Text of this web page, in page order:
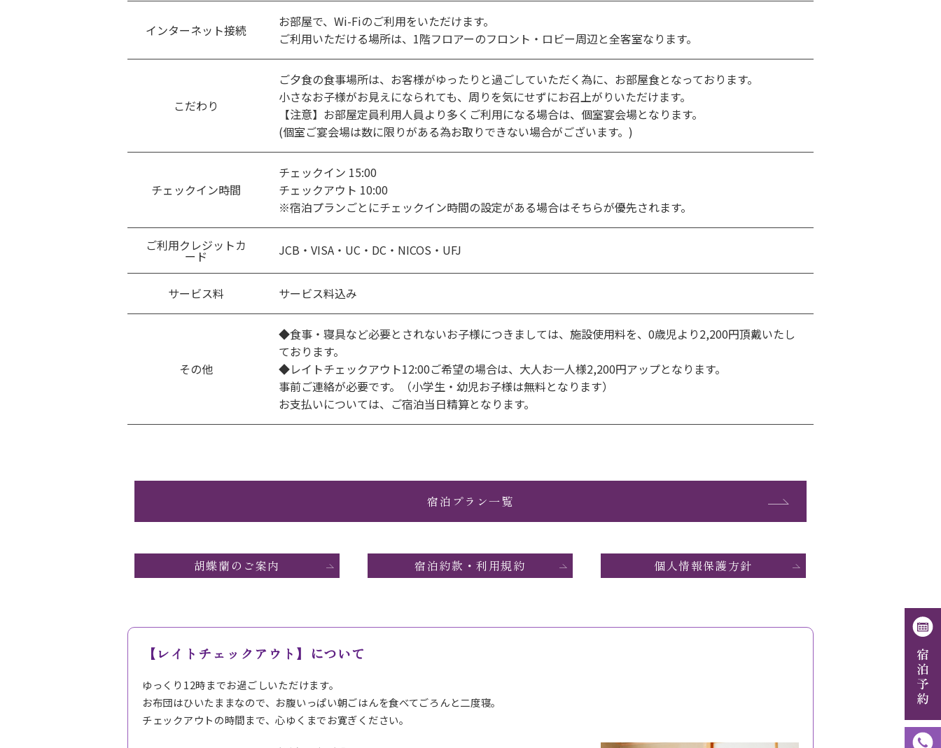
インターネット接続
お部屋で、Wi-Fiのご利用をいただけます。
ご利用いただける場所は、1階フロアーのフロント・ロビー周辺と全客室なります。
こだわり
ご夕食の食事場所は、お客様がゆったりと過ごしていただく為に、お部屋食となっております。
小さなお子様がお見えになられても、周りを気にせずにお召上がりいただけます。
【注意】お部屋定員利用人員より多くご利用になる場合は、個室宴会場となります。
(個室ご宴会場は数に限りがある為お取りできない場合がございます。)
チェックイン時間
チェックイン 15:00
チェックアウト 10:00
※宿泊プランごとにチェックイン時間の設定がある場合はそちらが優先されます。
ご利用クレジットカ
ード JCB・VISA・UC・DC・NICOS・UFJ
サービス料 サービス料込み
その他
◆食事・寝具など必要とされないお子様につきましては、施設使用料を、0歳児より2,200円頂戴いたし
ております。
◆レイトチェックアウト12:00ご希望の場合は、大人お一人様2,200円アップとなります。
事前ご連絡が必要です。（小学生・幼児お子様は無料となります）
お支払いについては、ご宿泊当日精算となります。
宿泊プラン一覧
胡蝶蘭のご案内 宿泊約款・利用規約 個人情報保護方針
【レイトチェックアウト】について
ゆっくり12時までお過ごしいただけます。
お布団はひいたままなので、お腹いっぱい朝ごはんを食べてごろんと二度寝。
チェックアウトの時間まで、心ゆくまでお寛ぎください。